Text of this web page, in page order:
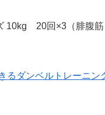
10kg 20回×3（腓腹筋
るダンベルトレーニン